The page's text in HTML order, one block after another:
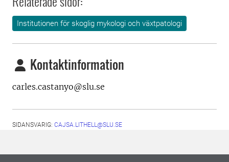
Institutionen för skoglig mykologi och växtpatologi
Kontaktinformation
carles.castanyo@slu.se
SIDANSVARIG: CAJSA.LITHELL@SLU.SE